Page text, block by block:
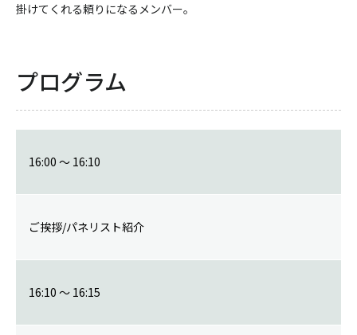
掛けてくれる頼りになるメンバー。
プログラム
16:00 ～ 16:10
ご挨拶/パネリスト紹介
16:10 ～ 16:15